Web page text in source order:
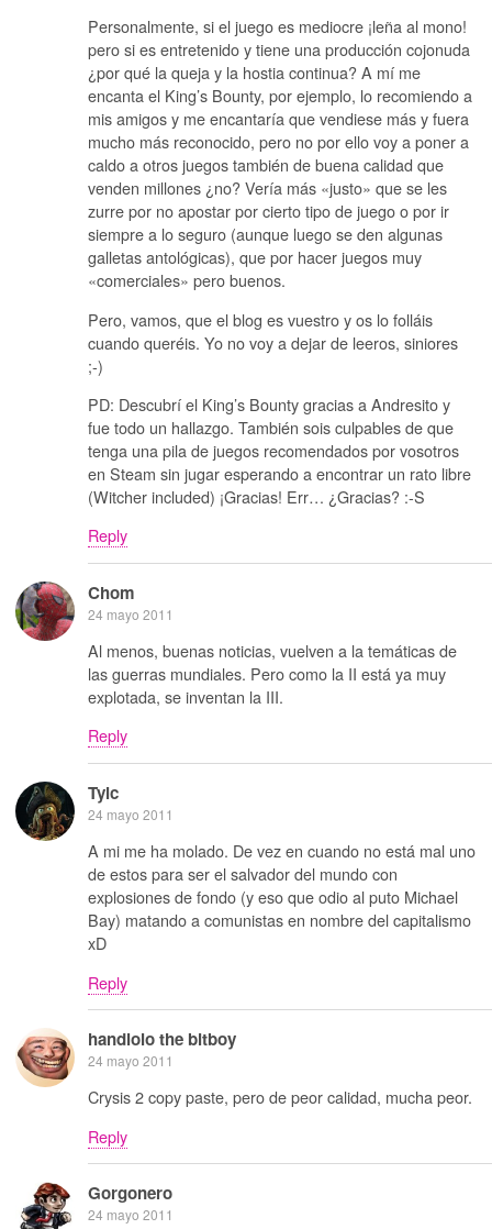
Personalmente, si el juego es mediocre ¡leña al mono!
pero si es entretenido y tiene una producción cojonuda
¿por qué la queja y la hostia continua? A mí me
encanta el King’s Bounty, por ejemplo, lo recomiendo a
mis amigos y me encantaría que vendiese más y fuera
mucho más reconocido, pero no por ello voy a poner a
caldo a otros juegos también de buena calidad que
venden millones ¿no? Vería más «justo» que se les
zurre por no apostar por cierto tipo de juego o por ir
siempre a lo seguro (aunque luego se den algunas
galletas antológicas), que por hacer juegos muy
«comerciales» pero buenos.
Pero, vamos, que el blog es vuestro y os lo folláis
cuando queréis. Yo no voy a dejar de leeros, siniores
;-)
PD: Descubrí el King’s Bounty gracias a Andresito y
fue todo un hallazgo. También sois culpables de que
tenga una pila de juegos recomendados por vosotros
en Steam sin jugar esperando a encontrar un rato libre
(Witcher included) ¡Gracias! Err… ¿Gracias? :-S
Reply
Chom
24 mayo 2011
Al menos, buenas noticias, vuelven a la temáticas de
las guerras mundiales. Pero como la II está ya muy
explotada, se inventan la III.
Reply
Tylc
24 mayo 2011
A mi me ha molado. De vez en cuando no está mal uno
de estos para ser el salvador del mundo con
explosiones de fondo (y eso que odio al puto Michael
Bay) matando a comunistas en nombre del capitalismo
xD
Reply
handlolo the bitboy
24 mayo 2011
Crysis 2 copy paste, pero de peor calidad, mucha peor.
Reply
Gorgonero
24 mayo 2011